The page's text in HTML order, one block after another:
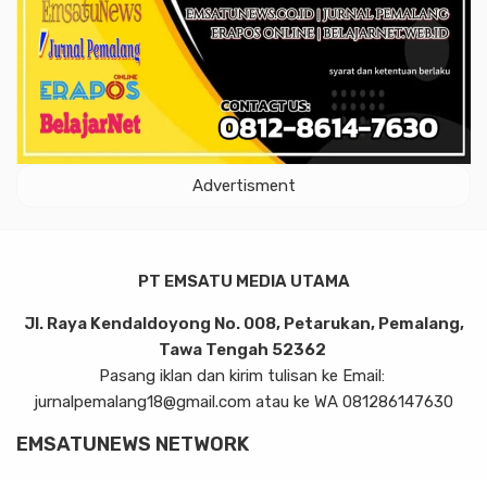
Advertisment
PT EMSATU MEDIA UTAMA
Jl. Raya Kendaldoyong No. 008, Petarukan, Pemalang,
Tawa Tengah 52362
Pasang iklan dan kirim tulisan ke Email:
jurnalpemalang18@gmail.com atau ke WA 081286147630
EMSATUNEWS NETWORK